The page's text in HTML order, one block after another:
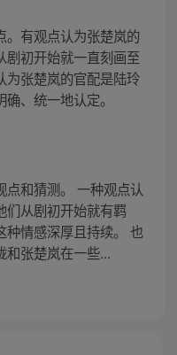
。有观点认为张楚岚的
剧初开始就一直刻画至
为张楚岚的官配是陆玲
、统一地认定。
和猜测。 一种观点认
们从剧初开始就有羁
种情感深厚且持续。 也
和张楚岚在一些...